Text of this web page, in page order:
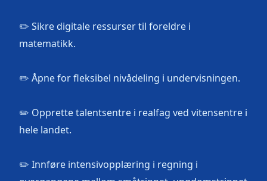
✏️ Sikre digitale ressurser til foreldre i
matematikk.
✏️ Åpne for fleksibel nivådeling i undervisningen.
✏️ Opprette talentsentre i realfag ved vitensentre i
hele landet.
✏️ Innføre intensivopplæring i regning i